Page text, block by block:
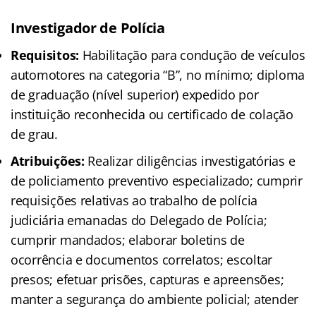
Investigador de Polícia
Requisitos: Habilitação para condução de veículos
automotores na categoria “B”, no mínimo; diploma
de graduação (nível superior) expedido por
instituição reconhecida ou certificado de colação
de grau.
Atribuições: Realizar diligências investigatórias e
de policiamento preventivo especializado; cumprir
requisições relativas ao trabalho de polícia
judiciária emanadas do Delegado de Polícia;
cumprir mandados; elaborar boletins de
ocorrência e documentos correlatos; escoltar
presos; efetuar prisões, capturas e apreensões;
manter a segurança do ambiente policial; atender